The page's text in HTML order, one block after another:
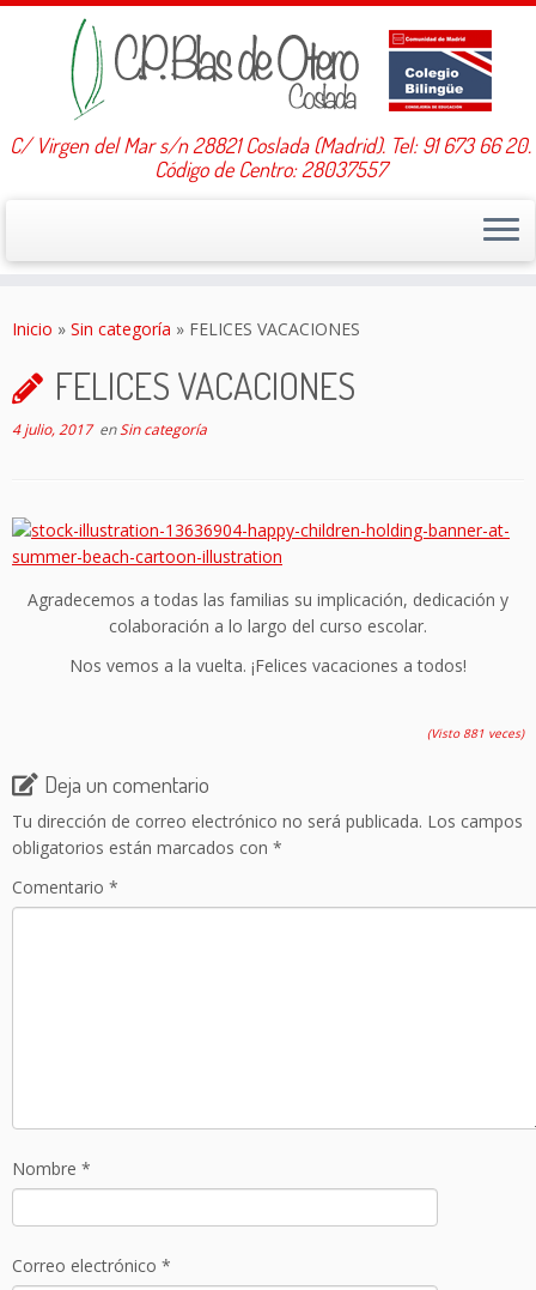
C/ Virgen del Mar s/n 28821 Coslada (Madrid). Tel: 91 673 66 20.
Código de Centro: 28037557
Inicio » Sin categoría » FELICES VACACIONES
FELICES VACACIONES
4 julio, 2017enSin categoría
Agradecemos a todas las familias su implicación, dedicación y
colaboración a lo largo del curso escolar.
Nos vemos a la vuelta. ¡Felices vacaciones a todos!
(Visto 881 veces)
Deja un comentario
Tu dirección de correo electrónico no será publicada. Los campos
obligatorios están marcados con *
Comentario *
Nombre *
Correo electrónico *